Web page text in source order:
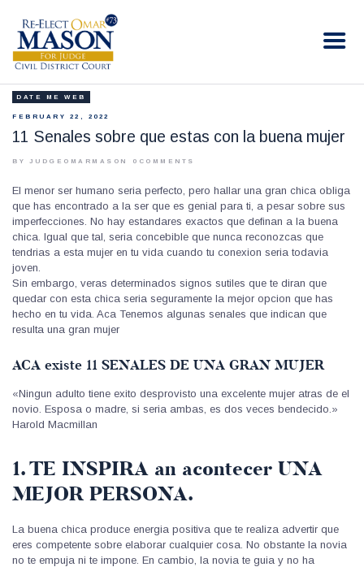
RE-ELECT OMAR MASON JUDGE
HOME
BIO
DONATE
DATE ME WEB
FEBRUARY 22, 2022
11 Senales sobre que estas con la buena mujer
BY JUDGEOMARMASON 0 COMMENTS
El menor ser humano seri­a perfecto, pero hallar una gran chica obliga
que has encontrado a la ser que es genial para ti, a pesar sobre sus
imperfecciones. No hay estandares exactos que definan a la buena
chica. Igual que tal, seri­a concebible que nunca reconozcas que
tendri­as a esta mujer en tu vida cuando tu conexion seri­a todavia
joven.
Sin embargo, veras determinados signos sutiles que te diran que
quedar con esta chica seri­a seguramente la mejor opcion que has
hecho en tu vida. Aca Tenemos algunas senales que indican que
resulta una gran mujer
ACA existe 11 SENALES DE UNA GRAN MUJER
«Ningun adulto tiene exito desprovisto una excelente mujer atras de el
novio. Esposa o madre, si seri­a ambas, es dos veces bendecido.»
Harold Macmillan
1. TE INSPIRA an acontecer UNA
MEJOR PERSONA.
La buena chica produce energia positiva que te realiza advertir que
eres competente sobre elaborar cualquier cosa. No obstante la novia
no te empuja ni te impone. En cambio, la novia te guia y no ha